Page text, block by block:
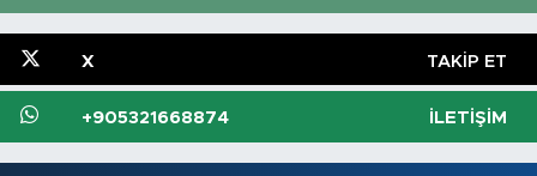
X TAKIP ET
+905321668874 İLETIŞIM